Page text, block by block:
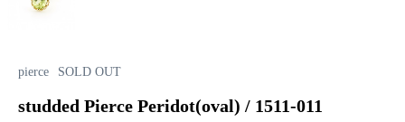
pierce SOLD OUT
studded Pierce Peridot(oval) / 1511-011